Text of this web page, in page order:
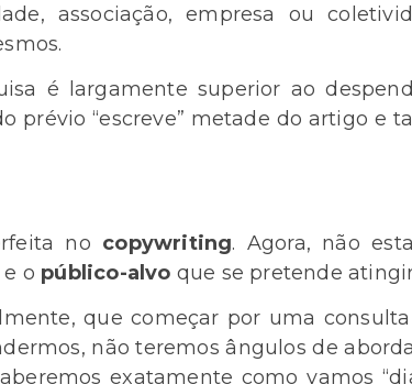
associação, empresa ou
é largamente superior ao
prévio “escreve” metade do artigo e
no copywriting. Agora, não
e o público-alvo que se pretende
que começar por uma
não teremos ângulos de
exatamente como vamos